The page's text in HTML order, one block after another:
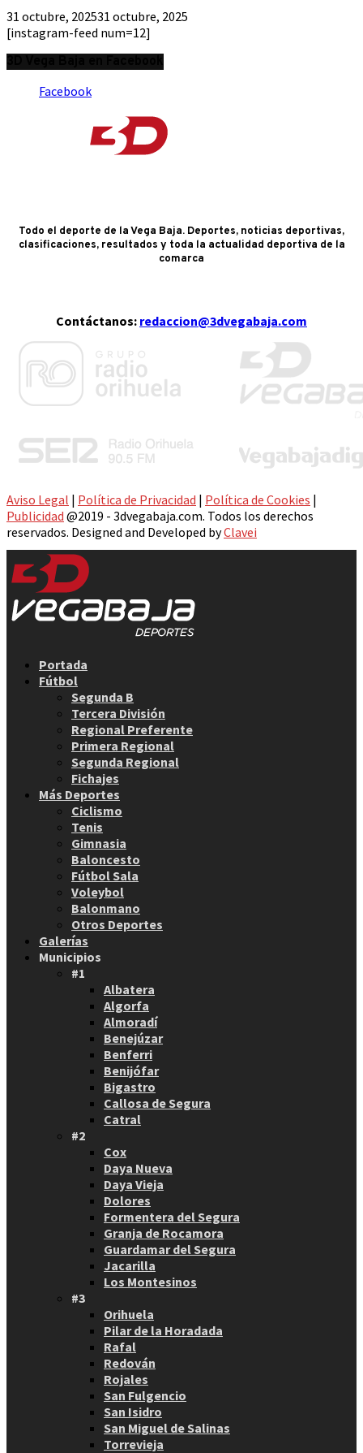
31 octubre, 202531 octubre, 2025
[instagram-feed num=12]
Facebook
Todo el deporte de la Vega Baja. Deportes, noticias deportivas,
clasificaciones, resultados y toda la actualidad deportiva de la
comarca
Contáctanos: redaccion@3dvegabaja.com
Aviso Legal | Política de Privacidad | Política de Cookies |
Publicidad @2019 - 3dvegabaja.com. Todos los derechos
reservados. Designed and Developed byClavei
Portada
Fútbol
Segunda B
Tercera División
Regional Preferente
Primera Regional
Segunda Regional
Fichajes
Más Deportes
Ciclismo
Tenis
Gimnasia
Baloncesto
Fútbol Sala
Voleybol
Balonmano
Otros Deportes
Galerías
Municipios
#1
Albatera
Algorfa
Almoradí
Benejúzar
Benferri
Benijófar
Bigastro
Callosa de Segura
Catral
#2
Cox
Daya Nueva
Daya Vieja
Dolores
Formentera del Segura
Granja de Rocamora
Guardamar del Segura
Jacarilla
Los Montesinos
#3
Orihuela
Pilar de la Horadada
Rafal
Redován
Rojales
San Fulgencio
San Isidro
San Miguel de Salinas
Torrevieja